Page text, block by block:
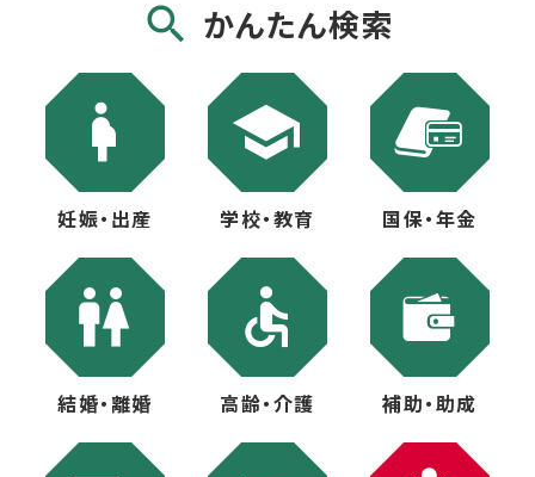
かんたん検索
妊娠・出産 学校・教育 国保・年金
結婚・離婚 高齢・介護 補助・助成